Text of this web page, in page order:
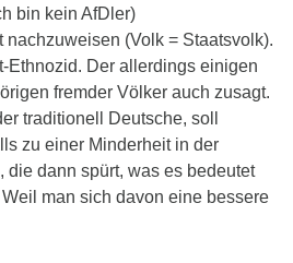
bin kein AfDler)
(Volk = Staatsvolk).
Ethnozid. Der allerdings einigen
fremder Völker auch zusagt.
traditionell Deutsche, soll
zu einer Minderheit in der
die dann spürt, was es bedeutet
man sich davon eine bessere